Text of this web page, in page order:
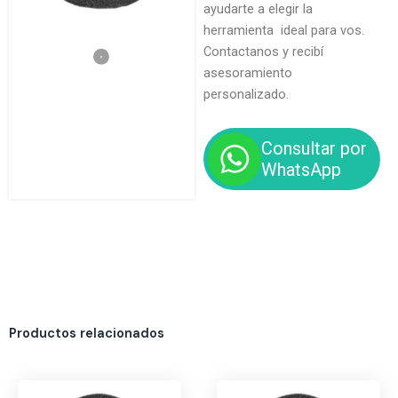
ayudarte a elegir la
herramienta ideal para vos.
Contactanos y recibí
asesoramiento
personalizado.
Consultar por
WhatsApp
Productos relacionados